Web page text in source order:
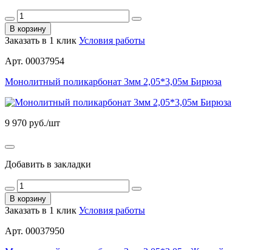
В корзину
Заказать в 1 клик Условия работы
Арт. 00037954
Монолитный поликарбонат 3мм 2,05*3,05м Бирюза
9 970 руб./шт
Добавить в закладки
В корзину
Заказать в 1 клик Условия работы
Арт. 00037950